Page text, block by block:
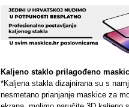
Kaljeno staklo prilagođeno
*Kaljena stakla dizajnirana su s
nesmetano prianjanje maskice za